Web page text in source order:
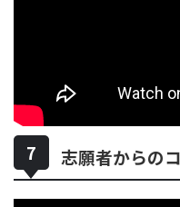
志願者からの